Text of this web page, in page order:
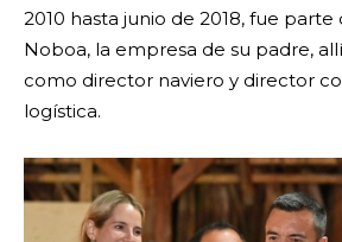
2010 hasta junio de 2018, fue
Noboa, la empresa de su padre,
como director naviero y director
logística.